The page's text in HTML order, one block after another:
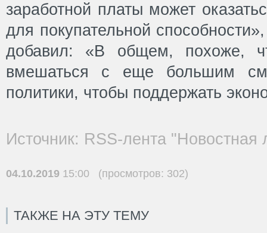
заработной платы может
для покупательной
добавил: «В общем, похоже,
вмешаться с еще большим
политики, чтобы поддержать
Источник: RSS-лента "Новостная
04.10.2019 15:00 (просмотров: 302)
ТАКЖЕ НА ЭТУ ТЕМУ